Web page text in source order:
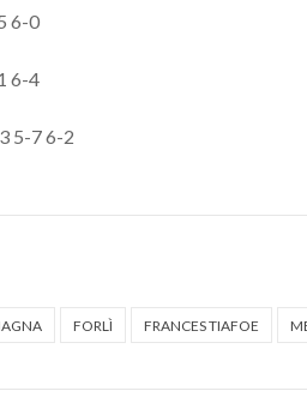
6-0
6-4
5-7 6-2
FORLÌ FRANCES TIAFOE